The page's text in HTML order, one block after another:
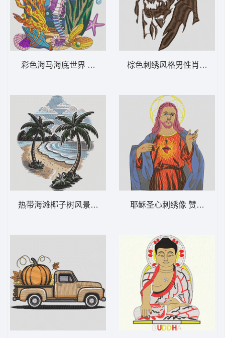
彩色海马海底世界 海马礁场景 – 水下-DST
热带海滩椰子树风景刺绣 热带海滩棕榈树 –
棕色刺绣风格男性肖像 耶
耶稣圣心刺绣像 赞美耶稣